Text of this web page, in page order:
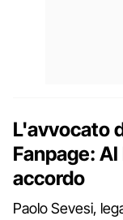
L'avvocato
Fanpage:
accordo
Paolo Sevesi,